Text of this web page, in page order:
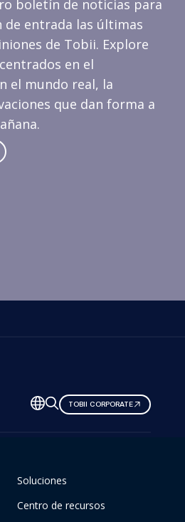
boletín de noticias para
de entrada las últimas
de Tobii. Explore
en el
el mundo real, la
que dan forma a
TOBII CORPORATE
Soluciones
Centro de recursos